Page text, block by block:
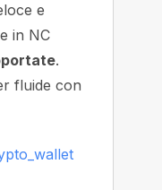
e
in NC
.
fluide con